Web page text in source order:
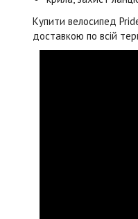
Купити велосипед
доставкою по всій